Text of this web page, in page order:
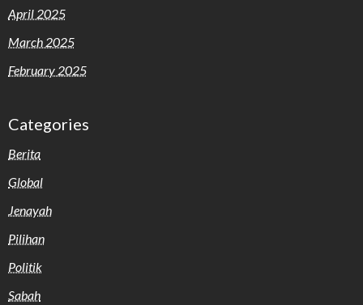
April 2025
March 2025
February 2025
Categories
Berita
Global
Jenayah
Pilihan
Politik
Sabah